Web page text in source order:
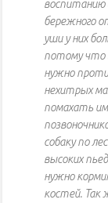
воспитанию
бережного
уши у них
потому что
нужно
нехитрых
помахать
собаку по
высоких
нужно
костей. Так